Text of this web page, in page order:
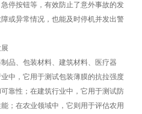
停按钮等，有效防止了意外事故的发
或异常情况，也能及时停机并发出警
、包装材料、建筑材料、医疗器
中，它用于测试包装薄膜的抗拉强度
靠性；在建筑行业中，它用于测试防
；在农业领域中，它则用于评估农用